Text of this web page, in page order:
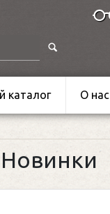
каталог О нас
Новинки